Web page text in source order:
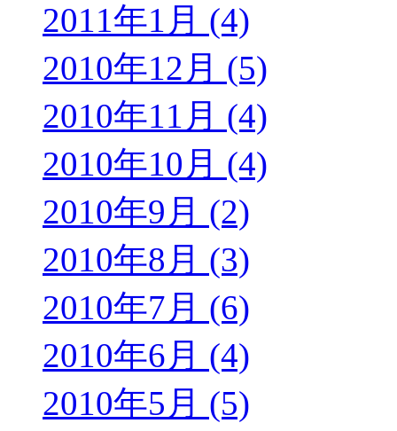
2011年1月 (4)
2010年12月 (5)
2010年11月 (4)
2010年10月 (4)
2010年9月 (2)
2010年8月 (3)
2010年7月 (6)
2010年6月 (4)
2010年5月 (5)